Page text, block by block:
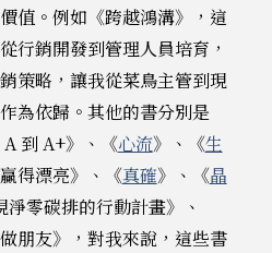
值。例如《跨越鴻溝》，這
行銷開發到管理人員培育，
策略，讓我從菜鳥主管到現
為依歸。其他的書分別是
A 到 A+》、《心流》、《生
得漂亮》、《真確》、《晶
零碳排的行動計畫》、
朋友》，對我來說，這些書